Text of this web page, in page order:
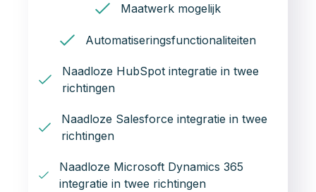
Maatwerk mogelijk
Automatiseringsfunctionaliteiten
Naadloze HubSpot integratie in twee
richtingen
Naadloze Salesforce integratie in twee
richtingen
Naadloze Microsoft Dynamics 365
integratie in twee richtingen